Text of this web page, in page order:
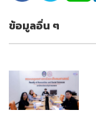
ข้อมูลอื่น ๆ